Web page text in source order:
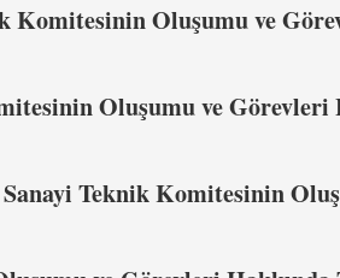
Komitesinin Oluşumu ve
Oluşumu ve Görevleri
Teknik Komitesinin